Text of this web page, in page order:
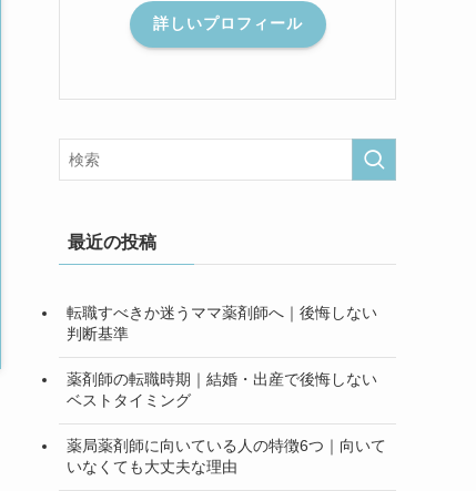
詳しいプロフィール
最近の投稿
転職すべきか迷うママ薬剤師へ｜後悔しない
判断基準
薬剤師の転職時期｜結婚・出産で後悔しない
ベストタイミング
薬局薬剤師に向いている人の特徴6つ｜向いて
いなくても大丈夫な理由